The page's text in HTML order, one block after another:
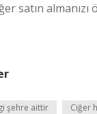
satın almanızı
şehre aittir Ciğer